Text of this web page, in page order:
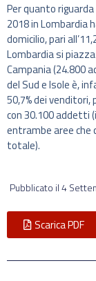
Per quanto
2018 in Lombardia
domicilio, pari
Lombardia si
Campania (24.800
del Sud e Isole è,
50,7% dei
con 30.100 addetti
entrambe aree che
totale).
Pubblicato il4
Scarica PDF